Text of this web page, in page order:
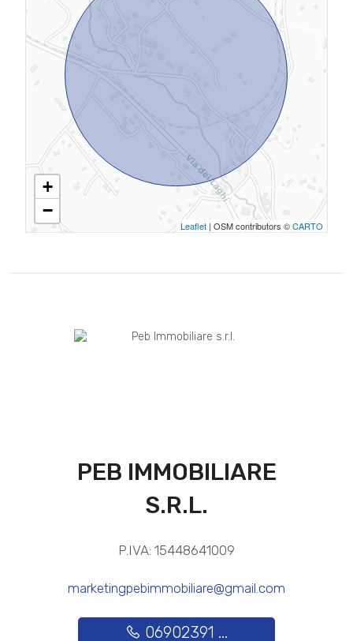
+
−
Leaflet| OSM contributors ©CARTO
PEB IMMOBILIARE
S.R.L.
P.IVA: 15448641009
marketingpebimmobiliare@gmail.com
06902391 ...